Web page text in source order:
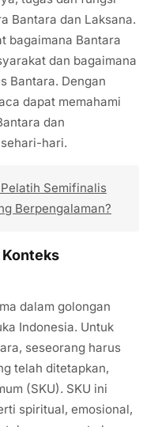
Bantara dan Laksana.
bagaimana Bantara
dan bagaimana
Bantara. Dengan
dapat memahami
dan
hari.
Semifinalis
Berpengalaman?
Konteks
dalam golongan
Indonesia. Untuk
seseorang harus
telah ditetapkan,
(SKU). SKU ini
spiritual, emosional,